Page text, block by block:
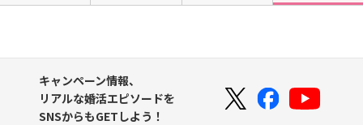
キャンペーン情報、
リアルな婚活エピソードを
SNSからもGETしよう！